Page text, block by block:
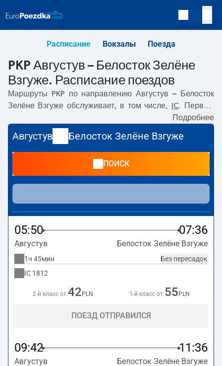
Расписание Вокзалы Поезда
PKP Августув – Белосток Зелёне
Взгуже. Расписание поездов
Маршруты PKP по направлению Августув – Белосток
Зелёне Взгуже обслуживает, в том числе, IC. Первый
с вокзала PKP
отправляется в 15:51. Самое быстрое путешествие
предлагает прямой поездHAŃCZA. Поездка на нём
. По маршруту
Зелёне Взгужетакже курсируют другие поезда:
предлагают более низкую цену билета и, как правило,
более долгое время в пути. Поезд заканчивает маршрут
на станции Белосток Зелёне Взгуже.
Подробнее
Августув Белосток Зелёне Взгуже
ПОИСК
05:50 07:36
Августув Белосток Зелёне Взгуже
Без пересадок
1ч 45мин
IC 1812
2-й класс от:42 PLN 1-й класс от:55 PLN
ПОЕЗД ОТПРАВИЛСЯ
09:42 11:36
Августув Белосток Зелёне Взгуже